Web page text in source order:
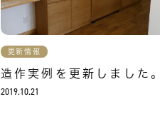
更新情報
造作実例を更新しました。
2019.10.21